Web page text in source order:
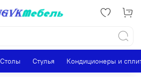
Столы Стулья Кондиционеры и